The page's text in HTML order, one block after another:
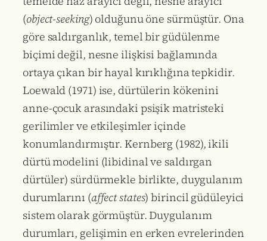
(object-seeking) olduğunu öne sürmüştür. Ona
göre saldırganlık, temel bir güdülenme
biçimi değil, nesne ilişkisi bağlamında
ortaya çıkan bir hayal kırıklığına tepkidir.
Loewald (1971) ise, dürtülerin kökenini
anne-çocuk arasındaki psişik matristeki
gerilimler ve etkileşimler içinde
konumlandırmıştır. Kernberg (1982), ikili
dürtü modelini (libidinal ve saldırgan
dürtüler) sürdürmekle birlikte, duygulanım
durumlarını (affect states) birincil güdüleyici
sistem olarak görmüştür. Duygulanım
durumları, gelişimin en erken evrelerinden